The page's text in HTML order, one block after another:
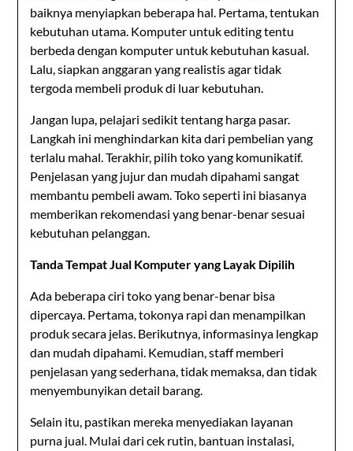
baiknya menyiapkan beberapa hal. Pertama, tentukan
kebutuhan utama. Komputer untuk editing tentu
berbeda dengan komputer untuk kebutuhan kasual.
Lalu, siapkan anggaran yang realistis agar tidak
tergoda membeli produk di luar kebutuhan.
Jangan lupa, pelajari sedikit tentang harga pasar.
Langkah ini menghindarkan kita dari pembelian yang
terlalu mahal. Terakhir, pilih toko yang komunikatif.
Penjelasan yang jujur dan mudah dipahami sangat
membantu pembeli awam. Toko seperti ini biasanya
memberikan rekomendasi yang benar-benar sesuai
kebutuhan pelanggan.
Tanda Tempat Jual Komputer yang Layak Dipilih
Ada beberapa ciri toko yang benar-benar bisa
dipercaya. Pertama, tokonya rapi dan menampilkan
produk secara jelas. Berikutnya, informasinya lengkap
dan mudah dipahami. Kemudian, staff memberi
penjelasan yang sederhana, tidak memaksa, dan tidak
menyembunyikan detail barang.
Selain itu, pastikan mereka menyediakan layanan
purna jual. Mulai dari cek rutin, bantuan instalasi,